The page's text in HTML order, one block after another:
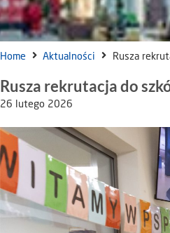
Home Aktualności Rusza
Rusza rekrutacja do
26 lutego 2026